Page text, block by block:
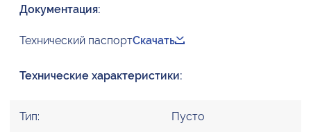
Документация:
Технический паспортСкачать
Технические характеристики:
Тип: Пусто